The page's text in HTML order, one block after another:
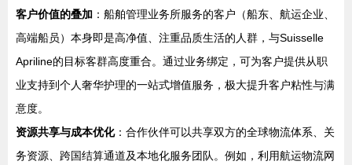
客户价值的叠加 ：船舶管理业务所服务的客户（船东、航运企业、
高端船员）本身即是高净值、注重品质生活的人群，与Suisselle
Apriline的目标客群高度重合。通过业务绑定，可为客户提供从职
业支持到个人奢华护理的一站式增值服务，极大提升客户粘性与满
意度。
资源共享与成本优化：合作伙伴可以共享双方的全球物流体系、关
务资源、跨国结算通道及本地化服务团队。例如，利用航运物流网